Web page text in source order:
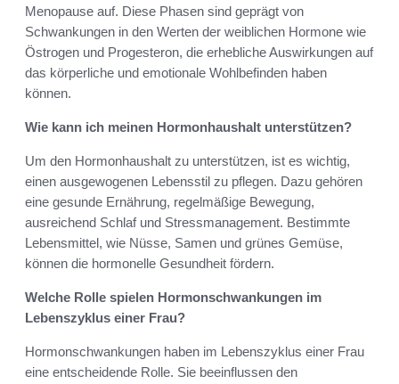
Menopause auf. Diese Phasen sind geprägt von
Schwankungen in den Werten der weiblichen Hormone wie
Östrogen und Progesteron, die erhebliche Auswirkungen auf
das körperliche und emotionale Wohlbefinden haben
können.
Wie kann ich meinen Hormonhaushalt unterstützen?
Um den Hormonhaushalt zu unterstützen, ist es wichtig,
einen ausgewogenen Lebensstil zu pflegen. Dazu gehören
eine gesunde Ernährung, regelmäßige Bewegung,
ausreichend Schlaf und Stressmanagement. Bestimmte
Lebensmittel, wie Nüsse, Samen und grünes Gemüse,
können die hormonelle Gesundheit fördern.
Welche Rolle spielen Hormonschwankungen im
Lebenszyklus einer Frau?
Hormonschwankungen haben im Lebenszyklus einer Frau
eine entscheidende Rolle. Sie beeinflussen den